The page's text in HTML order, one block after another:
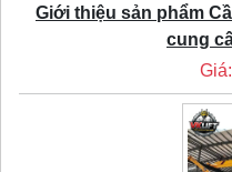
Giới thiệu sản phẩm
cung
Giá: